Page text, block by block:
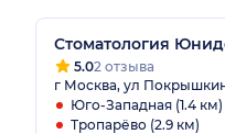
Стоматология
5.02 отзыва
г Москва, ул
Юго-Западная (1.4 км)
Тропарёво (2.9 км)